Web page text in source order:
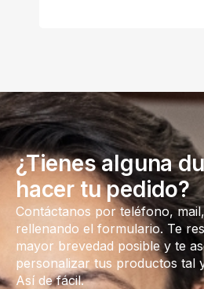
¿Tienes alguna
hacer tu pedido?
Contáctanos por teléfono,
rellenando el formulario. Te
mayor brevedad posible y te
personalizar tus productos tal
Así de fácil.